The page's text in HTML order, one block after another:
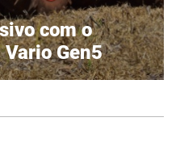
com o
Gen5